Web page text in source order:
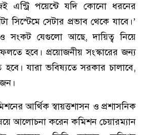
এন্ট্রি পয়েন্টে যদি কোনো ধরনের
সেটার প্রভাব থেকে যাবে।’
সংকট যেগুলো আছে, দায়িত্ব নিয়ে
হবে। প্রয়োজনীয় সংস্কারের জন্য
হবে। যারা ভবিষ্যতে সরকার চালাবে,
আর্থিক স্বায়ত্তশাসন ও প্রশাসনিক
আলোচনা করেন কমিশন চেয়ারম্যান